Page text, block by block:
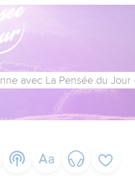
avec La Pensée du Jour